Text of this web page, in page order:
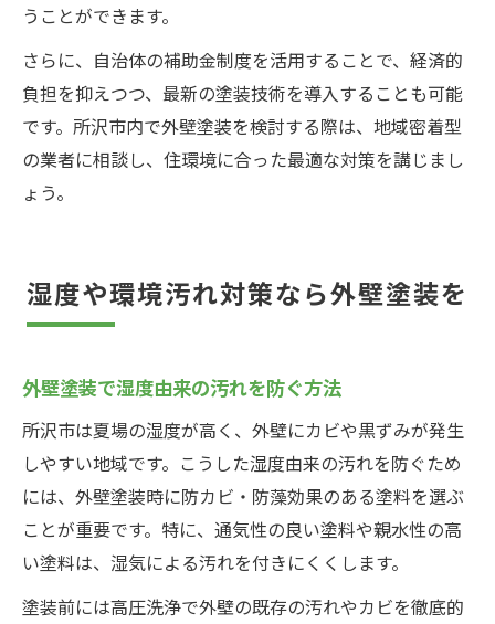
うことができます。
さらに、自治体の補助金制度を活用することで、経済的
負担を抑えつつ、最新の塗装技術を導入することも可能
です。所沢市内で外壁塗装を検討する際は、地域密着型
の業者に相談し、住環境に合った最適な対策を講じまし
ょう。
湿度や環境汚れ対策なら外壁塗装を
外壁塗装で湿度由来の汚れを防ぐ方法
所沢市は夏場の湿度が高く、外壁にカビや黒ずみが発生
しやすい地域です。こうした湿度由来の汚れを防ぐため
には、外壁塗装時に防カビ・防藻効果のある塗料を選ぶ
ことが重要です。特に、通気性の良い塗料や親水性の高
い塗料は、湿気による汚れを付きにくくします。
塗装前には高圧洗浄で外壁の既存の汚れやカビを徹底的